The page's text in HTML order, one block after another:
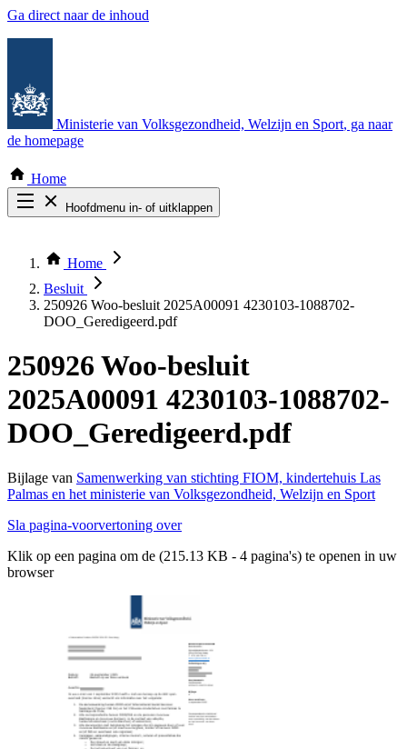
Ga direct naar de inhoud
Ministerie van Volksgezondheid, Welzijn en Sport, ga naar
de homepage
Home
Hoofdmenu in- of uitklappen
Thema COVID-19
Bekijk per bestuursorgaan
Home
Besluit
250926 Woo-besluit 2025A00091 4230103-1088702-
DOO_Geredigeerd.pdf
250926 Woo-besluit
2025A00091 4230103-1088702-
DOO_Geredigeerd.pdf
Bijlage van Samenwerking van stichting FIOM, kindertehuis Las
Palmas en het ministerie van Volksgezondheid, Welzijn en Sport
Sla pagina-voorvertoning over
Klik op een pagina om de (215.13 KB - 4 pagina's) te openen in uw
browser